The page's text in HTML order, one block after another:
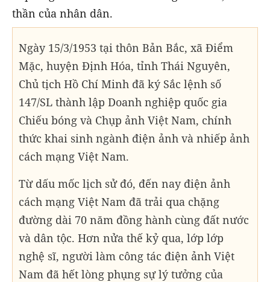
thần của nhân dân.
Ngày 15/3/1953 tại thôn Bản Bắc, xã Điểm
Mặc, huyện Định Hóa, tỉnh Thái Nguyên,
Chủ tịch Hồ Chí Minh đã ký Sắc lệnh số
147/SL thành lập Doanh nghiệp quốc gia
Chiếu bóng và Chụp ảnh Việt Nam, chính
thức khai sinh ngành điện ảnh và nhiếp ảnh
cách mạng Việt Nam.
Từ dấu mốc lịch sử đó, đến nay điện ảnh
cách mạng Việt Nam đã trải qua chặng
đường dài 70 năm đồng hành cùng đất nước
và dân tộc. Hơn nửa thế kỷ qua, lớp lớp
nghệ sĩ, người làm công tác điện ảnh Việt
Nam đã hết lòng phụng sự lý tưởng của